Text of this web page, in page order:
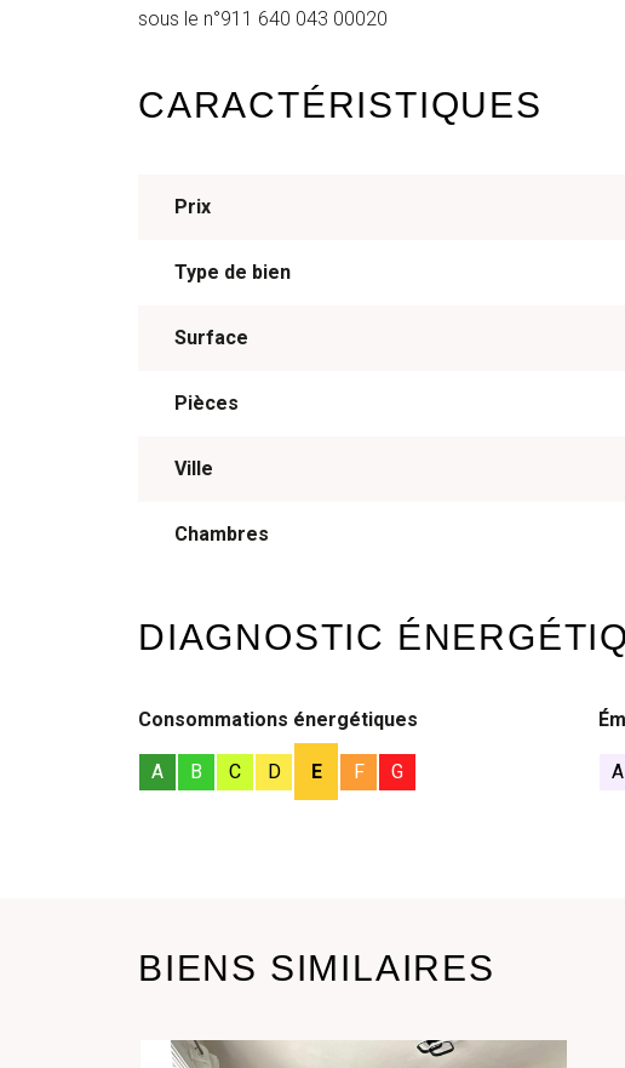
sous le n°911 640 043 00020
CARACTÉRISTIQUES
Prix
Type de bien
Surface
Pièces
Ville
Chambres
DIAGNOSTIC
Consommations énergétiques
A B C D E F G A
BIENS SIMILAIRES